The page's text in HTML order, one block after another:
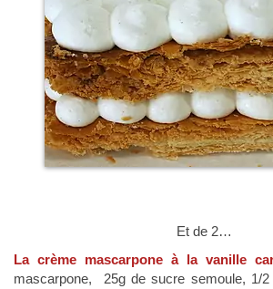
Et de 2…
La crème mascarpone à la vanille
mascarpone, 25g de sucre semoule, 1/2